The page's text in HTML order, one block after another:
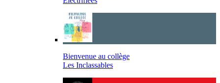
Bienvenue au collège
Les Inclassables